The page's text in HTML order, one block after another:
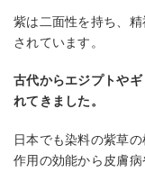
紫は二面性を持ち、
されています。
古代からエジプトや
れてきました。
日本でも染料の紫草
作用の効能から皮膚病